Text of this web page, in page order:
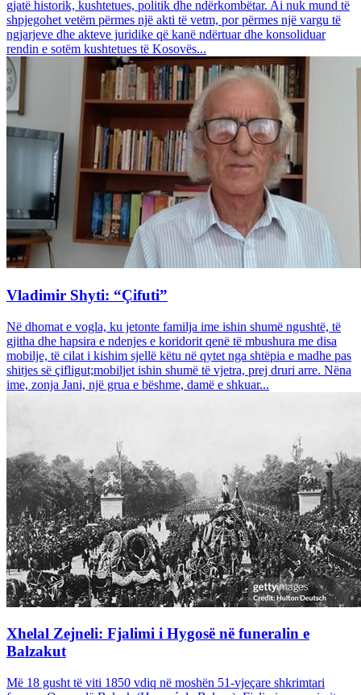
gjatë historik, kushtetues, politik dhe ndërkombëtar. Ai nuk mund të
shpjegohet vetëm përmes një akti të vetm, por përmes një vargu të
ngjarjeve dhe akteve juridike që kanë ndërtuar dhe konsoliduar
rendin e sotëm kushtetues të Kosovës...
Vladimir Shyti: “Çifuti”
Në dhomat e vogla, ku jetonte familja ime ishin shumë ngushtë, të
gjitha dhe hapsira e ndenjes e koridorit qenë të mbushura me disa
mobilje, të cilat i kishim sjellë këtu në qytet nga shtëpia e madhe pas
shitjes së çifligut;mobiljet ishin shumë të vjetra, prej druri arre. Nëna
ime, zonja Jani, një grua e bëshme, damë e shkuar...
Xhelal Zejneli: Fjalimi i Hygosë në funeralin e
Balzakut
Më 18 gusht të viti 1850 vdiq në moshën 51-vjeçare shkrimtari